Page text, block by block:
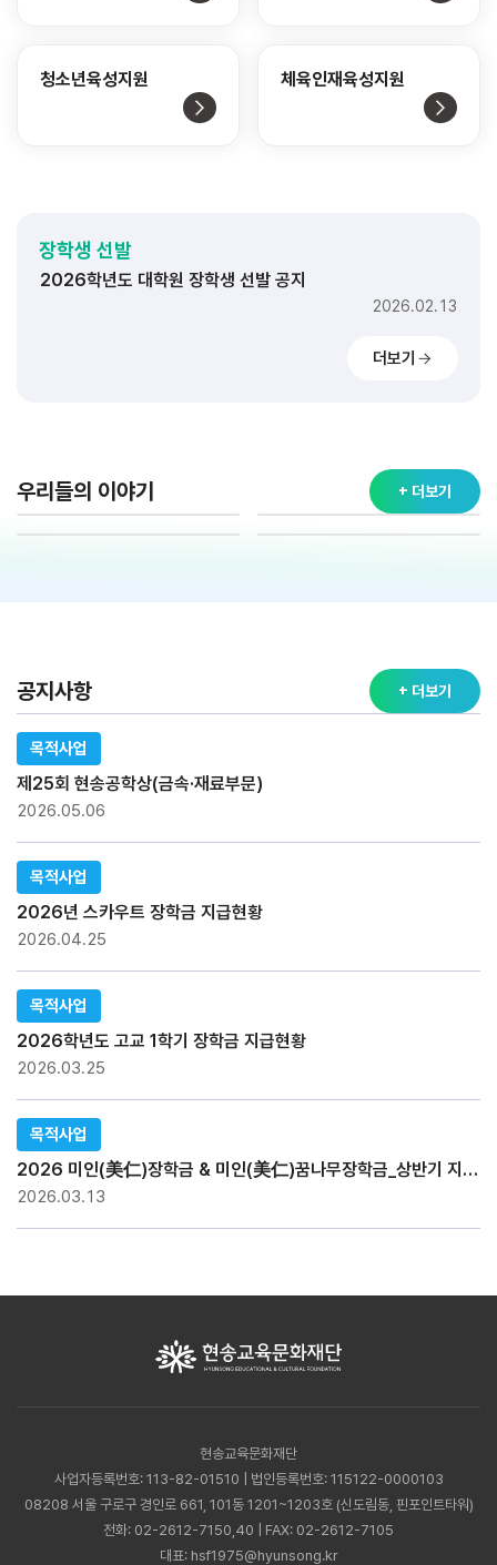
청소년육성지원 체육인재육성지원
장학생 선발
2026학년도 대학원 장학생 선발 공지
2026.02.13
2026.02.11
2026.02.13
2026학년도 대학 장학생 선발 공지
2026.02.11
더보기
우리들의 이야기 + 더보기
공지사항 + 더보기
목적사업
제25회 현송공학상(금속·재료부문)
2026.05.06
목적사업
2026년 스카우트 장학금 지급현황
2026.04.25
목적사업
2026학년도 고교 1학기 장학금 지급현황
2026.03.25
목적사업
2026 미인(美仁)장학금 & 미인(美仁)꿈나무장학금_상반기 지급현황
2026.03.13
현송교육문화재단
사업자등록번호: 113-82-01510 | 법인등록번호: 115122-0000103
08208 서울 구로구 경인로 661, 101동 1201~1203호 (신도림동, 핀포인트타워)
전화: 02-2612-7150,40 | FAX: 02-2612-7105
대표: hsf1975@hyunsong.kr